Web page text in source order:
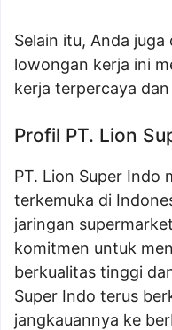
Selain itu, Anda
lowongan kerja ini
kerja terpercaya
Profil PT. Lion
PT. Lion Super Indo
terkemuka di
jaringan
komitmen untuk
berkualitas tinggi
Super Indo terus
jangkauannya ke